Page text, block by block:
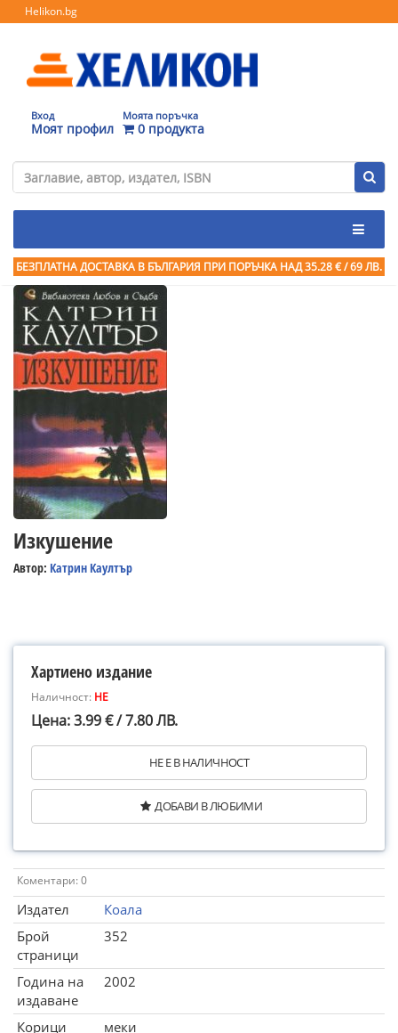
Helikon.bg
Вход
Моят профил
Моята поръчка
0 продукта
БЕЗПЛАТНА ДОСТАВКА В БЪЛГАРИЯ ПРИ ПОРЪЧКА НАД 35.28 € / 69 ЛВ.
Изкушение
Автор: Катрин Каултър
Хартиено издание
Наличност: НЕ
Цена: 3.99 € / 7.80 ЛВ.
НЕ Е В НАЛИЧНОСТ
ДОБАВИ В ЛЮБИМИ
Коментари: 0
Издател
Коала
Брой
страници
352
Година на
издаване
2002
Корици
меки